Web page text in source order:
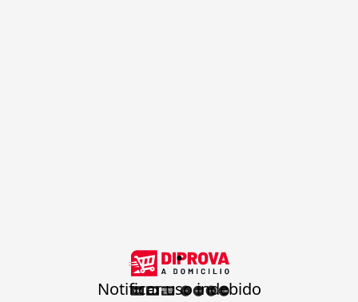
.
Notificar uso indebido